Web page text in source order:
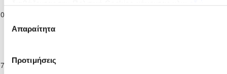
Επιλογή
συγκατάθεσης
Απαραίτητα
Προτιμήσεις
12-2022
2022/23
01-2023
Κατηγορία